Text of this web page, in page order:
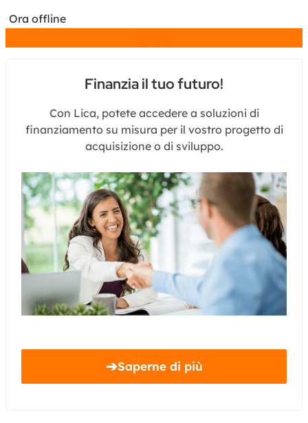
Ora offline
Finanzia il tuo futuro!
Con Lica, potete accedere a soluzioni di
finanziamento su misura per il vostro progetto di
acquisizione o di sviluppo.
➔Saperne di più